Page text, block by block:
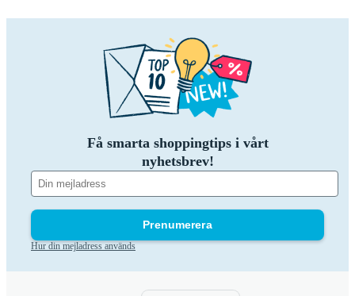
Få smarta shoppingtips i vårt
nyhetsbrev!
Prenumerera
Hur din mejladress används